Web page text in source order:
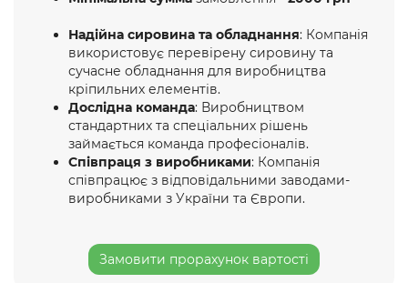
Надійна сировина та обладнання: Компанія
використовує перевірену сировину та
сучасне обладнання для виробництва
кріпильних елементів.
Дослідна команда: Виробництвом
стандартних та спеціальних рішень
займається команда професіоналів.
Співпраця з виробниками: Компанія
співпрацює з відповідальними заводами-
виробниками з України та Європи.
Замовити прорахунок вартості